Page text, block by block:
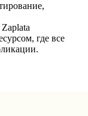
где все